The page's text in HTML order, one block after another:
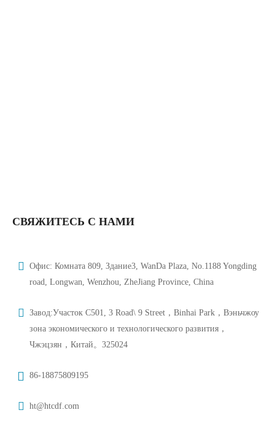
СВЯЖИТЕСЬ С НАМИ
Офис: Комната 809, Здание3, WanDa Plaza, No.1188 Yongding
road, Longwan, Wenzhou, ZheJiang Province, China
Завод:Участок C501, 3 Road\ 9 Street，Binhai Park，Вэньчжоу
зона экономического и технологического развития，
Чжэцзян，Китай。325024
86-18875809195
ht@htcdf.com